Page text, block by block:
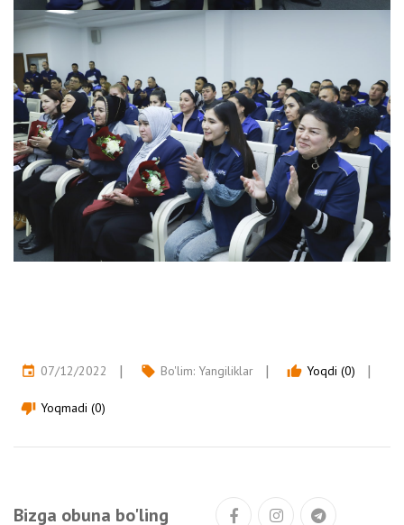
event 07/12/2022 local_offer Bo'lim: Yangiliklar thumb_up Yoqdi (0)
thumb_down Yoqmadi (0)
Bizga obuna bo'ling